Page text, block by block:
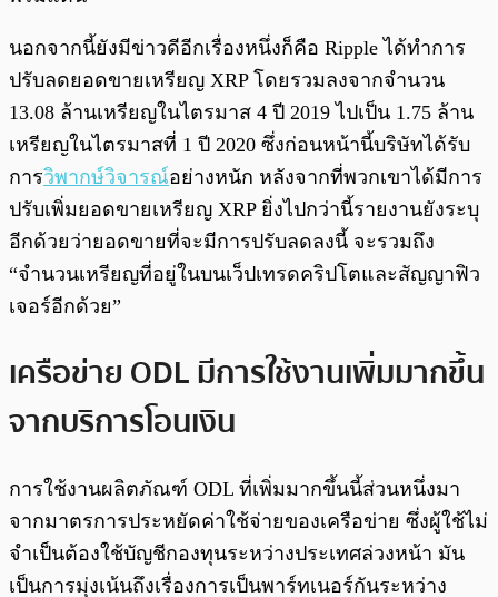
นอกจากนี้ยังมีข่าวดีอีกเรื่องหนึ่งก็คือ Ripple ได้ทำการ
ปรับลดยอดขายเหรียญ XRP โดยรวมลงจากจำนวน
13.08 ล้านเหรียญในไตรมาส 4 ปี 2019 ไปเป็น 1.75 ล้าน
เหรียญในไตรมาสที่ 1 ปี 2020 ซึ่งก่อนหน้านี้บริษัทได้รับ
การวิพากษ์วิจารณ์อย่างหนัก หลังจากที่พวกเขาได้มีการ
ปรับเพิ่มยอดขายเหรียญ XRP ยิ่งไปกว่านี้รายงานยังระบุ
อีกด้วยว่ายอดขายที่จะมีการปรับลดลงนี้ จะรวมถึง
“จำนวนเหรียญที่อยู่ในบนเว็ปเทรดคริปโตและสัญญาฟิว
เจอร์อีกด้วย”
เครือข่าย ODL มีการใช้งานเพิ่มมากขึ้น
จากบริการโอนเงิน
การใช้งานผลิตภัณฑ์ ODL ที่เพิ่มมากขึ้นนี้ส่วนหนึ่งมา
จากมาตรการประหยัดค่าใช้จ่ายของเครือข่าย ซึ่งผู้ใช้ไม่
จำเป็นต้องใช้บัญชีกองทุนระหว่างประเทศล่วงหน้า มัน
เป็นการมุ่งเน้นถึงเรื่องการเป็นพาร์ทเนอร์กันระหว่าง